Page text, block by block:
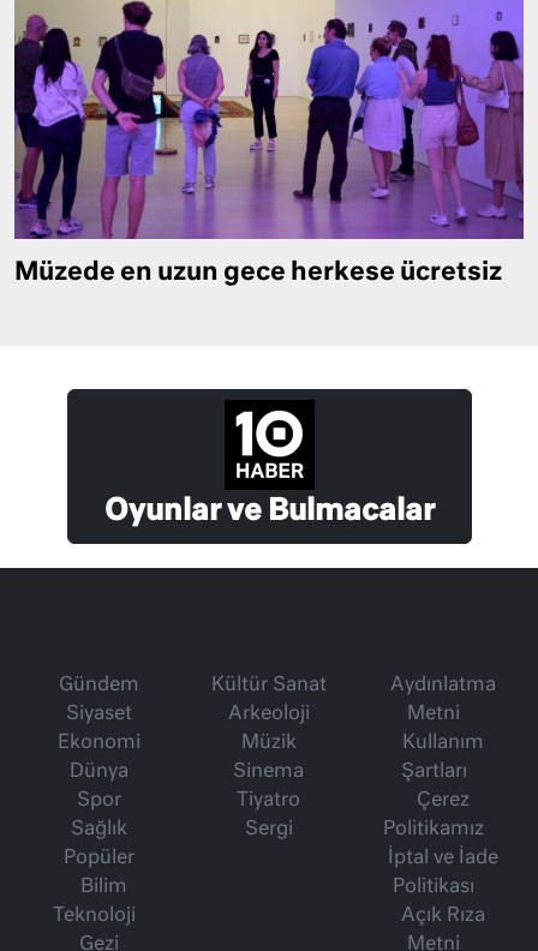
Müzede en uzun gece herkese ücretsiz
Oyunlar ve Bulmacalar
Gündem
Siyaset
Ekonomi
Dünya
Spor
Sağlık
Popüler
Bilim
Teknoloji
Gezi
Kültür Sanat
Arkeoloji
Müzik
Sinema
Tiyatro
Sergi
Aydınlatma
Metni
Kullanım
Şartları
Çerez
Politikamız
İptal ve İade
Politikası
Açık Rıza
Metni